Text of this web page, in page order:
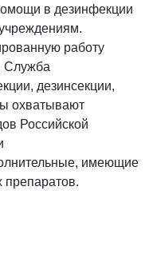
в дезинфекции
работу
Служба
дезинсекции,
охватывают
Российской
имеющие